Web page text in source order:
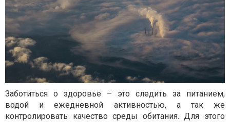
Заботиться о здоровье – это следить за питанием,
водой и ежедневной активностью, а так же
контролировать качество среды обитания. Для этого